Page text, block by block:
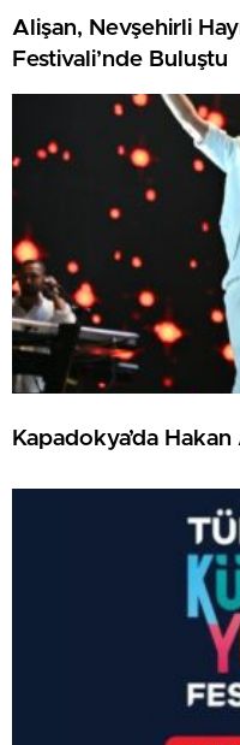
Alişan, Nevşehirli
Festivali’nde Buluştu
Kapadokya’da Hakan